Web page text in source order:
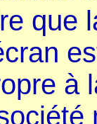
que
à